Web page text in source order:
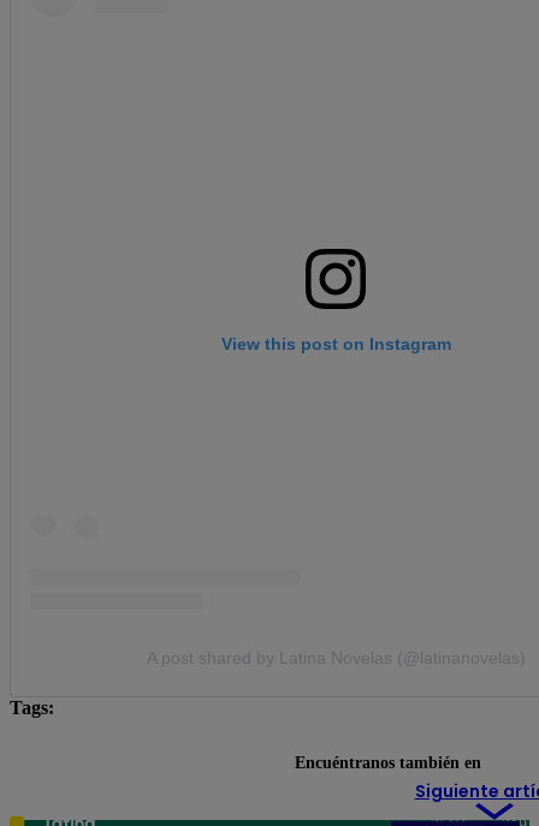
View this post on Instagram
A post shared by Latina Novelas (@latinanovelas)
Tags:
Siguiente
Encuéntranos también en